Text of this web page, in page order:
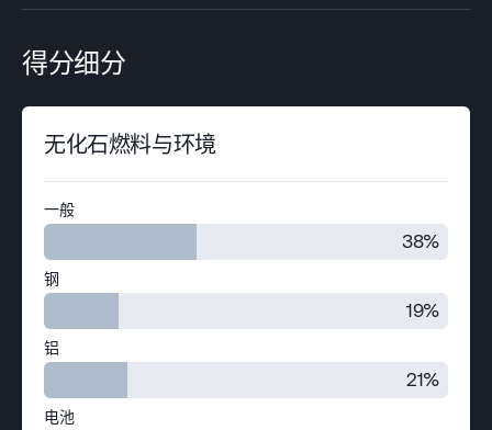
得分细分
无化石燃料与环境
一般
38%
钢
19%
铝
21%
电池